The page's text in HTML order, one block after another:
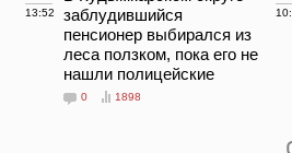
13:52
заблудившийся
пенсионер выбирался из
леса ползком, пока его не
нашли полицейские
0 1898